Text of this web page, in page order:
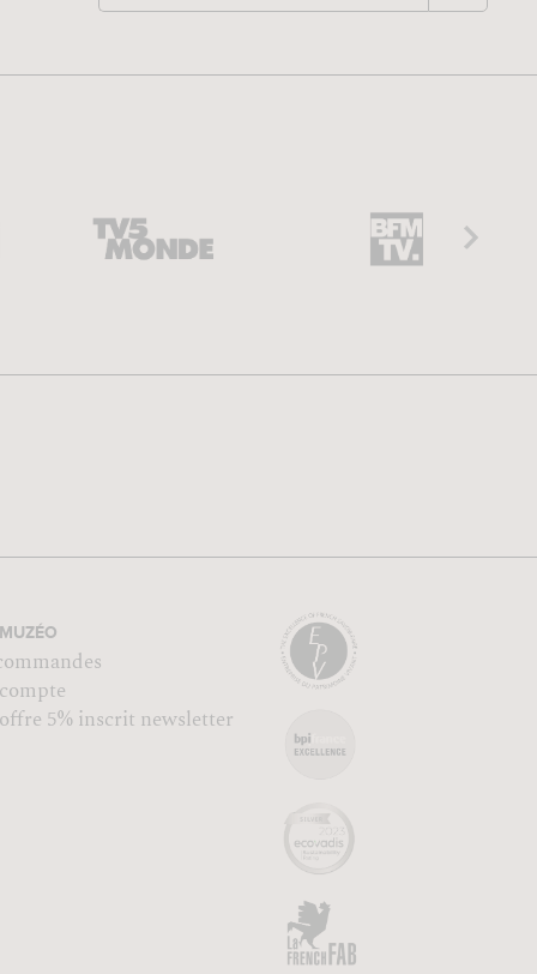
MUZÉO
5% inscrit newsletter